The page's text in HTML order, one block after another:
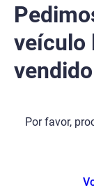
veículo
Por favor,